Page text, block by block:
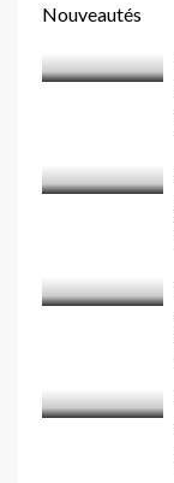
Nouveautés